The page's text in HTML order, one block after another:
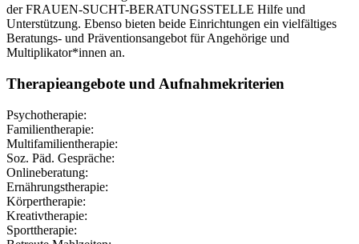
der FRAUEN-SUCHT-BERATUNGSSTELLE Hilfe und
Unterstützung. Ebenso bieten beide Einrichtungen ein vielfältiges
Beratungs- und Präventionsangebot für Angehörige und
Multiplikator*innen an.
Therapieangebote und Aufnahmekriterien
Psychotherapie:
Familientherapie:
Multifamilientherapie:
Soz. Päd. Gespräche:
Onlineberatung:
Ernährungstherapie:
Körpertherapie:
Kreativtherapie:
Sporttherapie: